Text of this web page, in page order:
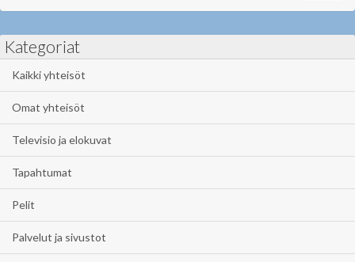
Kategoriat
Kaikki yhteisöt
Omat yhteisöt
Televisio ja elokuvat
Tapahtumat
Pelit
Palvelut ja sivustot